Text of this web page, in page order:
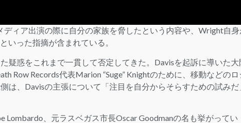
ィア出演の際に自分の家族を脅したという内容や、Wright自
いった指摘が含まれている。
疑惑をこれまで一貫して否定してきた。Davisを起訴に導いた大
Row Records代表Marion “Suge” Knightのために、移動などのロ
は、Davisの主張について「注目を自分からそらすための試みだ
Lombardo、元ラスベガス市長Oscar Goodmanの名も挙がってい